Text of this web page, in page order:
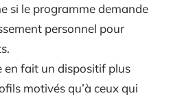
si le programme demande
personnel pour
en fait un dispositif plus
motivés qu’à ceux qui